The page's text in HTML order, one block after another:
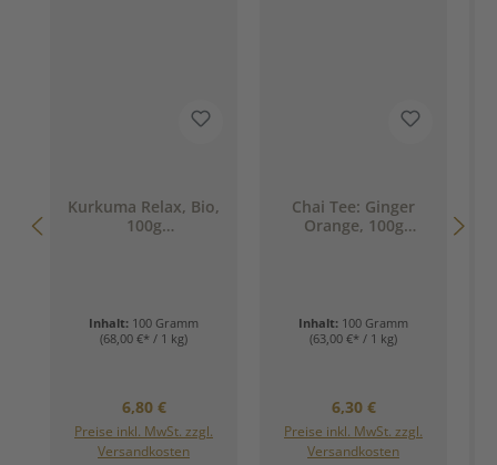
Kurkuma Relax, Bio,
100g
Inhalt: 100 Gramm
(68,00 €* / 1 kg)
Regulärer Preis:
6,80 €
Preise inkl. MwSt. zzgl.
Versandkosten
Chai Tee: Ginger
Orange, 100g
Inhalt: 100 Gramm
(63,00 €* / 1 kg)
Regulärer Preis:
6,30 €
Preise inkl. MwSt. zzgl.
Versandkosten